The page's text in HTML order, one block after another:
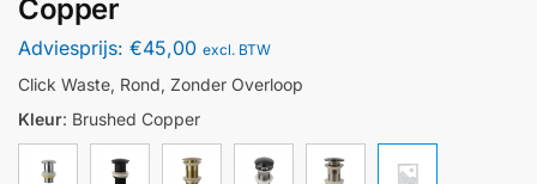
Copper
Adviesprijs: €45,00 excl. BTW
Click Waste, Rond, Zonder Overloop
Kleur: Brushed Copper